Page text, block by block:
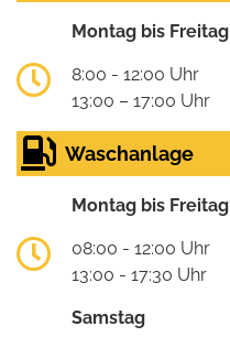
Montag bis Freitag
8:00 - 12:00 Uhr
13:00 – 17:00 Uhr
Waschanlage
Montag bis Freitag
08:00 - 12:00 Uhr
13:00 - 17:30 Uhr
Samstag